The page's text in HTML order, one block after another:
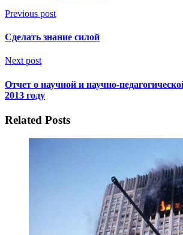
Previous post
Сделать знание силой
Next post
Отчет о научной и научно-
2013 году
Related Posts